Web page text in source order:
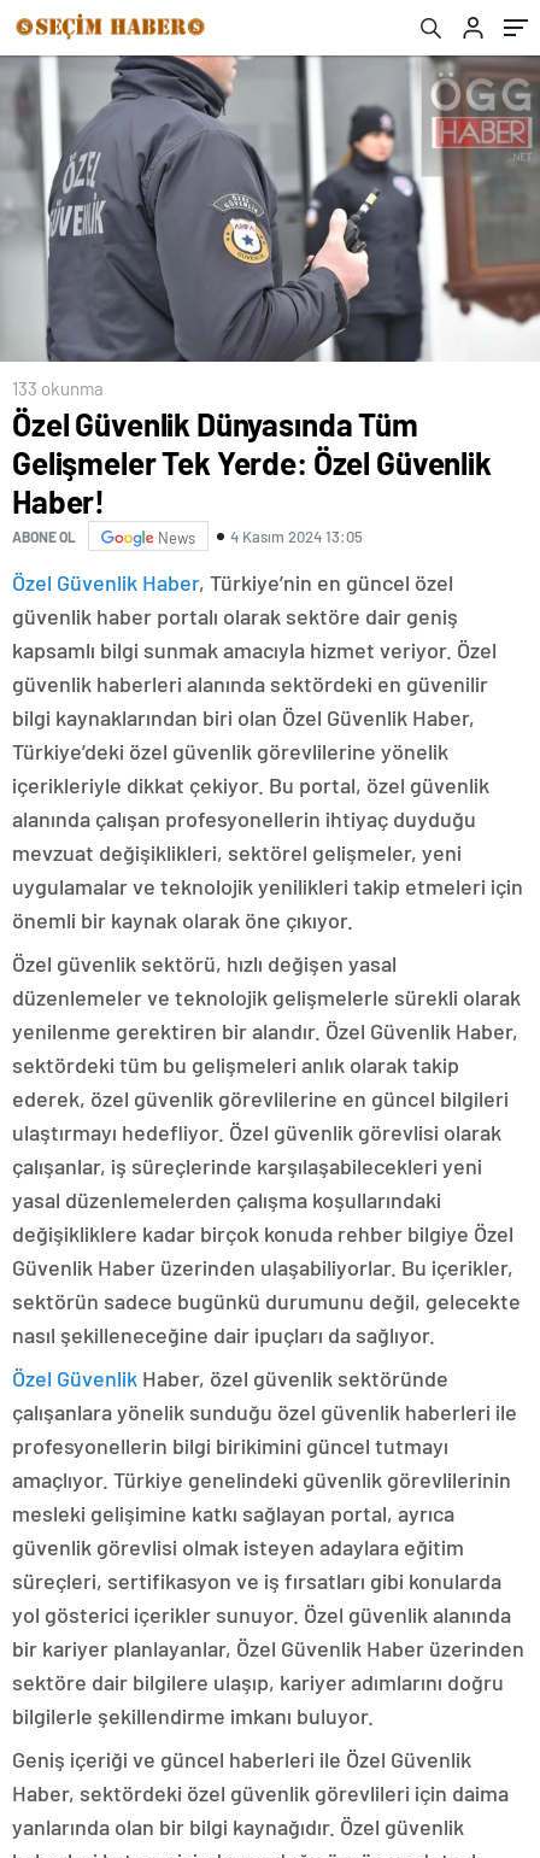
133 okunma
Özel Güvenlik Dünyasında Tüm
Gelişmeler Tek Yerde: Özel Güvenlik
Haber!
ABONE OL News 4 Kasım 2024 13:05
Özel Güvenlik Haber, Türkiye’nin en güncel özel
güvenlik haber portalı olarak sektöre dair geniş
kapsamlı bilgi sunmak amacıyla hizmet veriyor. Özel
güvenlik haberleri alanında sektördeki en güvenilir
bilgi kaynaklarından biri olan Özel Güvenlik Haber,
Türkiye’deki özel güvenlik görevlilerine yönelik
içerikleriyle dikkat çekiyor. Bu portal, özel güvenlik
alanında çalışan profesyonellerin ihtiyaç duyduğu
mevzuat değişiklikleri, sektörel gelişmeler, yeni
uygulamalar ve teknolojik yenilikleri takip etmeleri için
önemli bir kaynak olarak öne çıkıyor.
Özel güvenlik sektörü, hızlı değişen yasal
düzenlemeler ve teknolojik gelişmelerle sürekli olarak
yenilenme gerektiren bir alandır. Özel Güvenlik Haber,
sektördeki tüm bu gelişmeleri anlık olarak takip
ederek, özel güvenlik görevlilerine en güncel bilgileri
ulaştırmayı hedefliyor. Özel güvenlik görevlisi olarak
çalışanlar, iş süreçlerinde karşılaşabilecekleri yeni
yasal düzenlemelerden çalışma koşullarındaki
değişikliklere kadar birçok konuda rehber bilgiye Özel
Güvenlik Haber üzerinden ulaşabiliyorlar. Bu içerikler,
sektörün sadece bugünkü durumunu değil, gelecekte
nasıl şekilleneceğine dair ipuçları da sağlıyor.
Özel Güvenlik Haber, özel güvenlik sektöründe
çalışanlara yönelik sunduğu özel güvenlik haberleri ile
profesyonellerin bilgi birikimini güncel tutmayı
amaçlıyor. Türkiye genelindeki güvenlik görevlilerinin
mesleki gelişimine katkı sağlayan portal, ayrıca
güvenlik görevlisi olmak isteyen adaylara eğitim
süreçleri, sertifikasyon ve iş fırsatları gibi konularda
yol gösterici içerikler sunuyor. Özel güvenlik alanında
bir kariyer planlayanlar, Özel Güvenlik Haber üzerinden
sektöre dair bilgilere ulaşıp, kariyer adımlarını doğru
bilgilerle şekillendirme imkanı buluyor.
Geniş içeriği ve güncel haberleri ile Özel Güvenlik
Haber, sektördeki özel güvenlik görevlileri için daima
yanlarında olan bir bilgi kaynağıdır. Özel güvenlik